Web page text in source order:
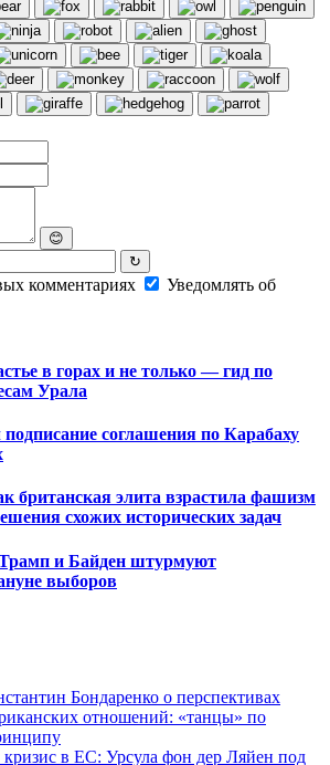
😊
↻
комментариях
Уведомлять об
в горах и не только — гид по
Урала
соглашения по Карабаху
британская элита взрастила фашизм
схожих исторических задач
и Байден штурмуют
выборов
Бондаренко о перспективах
отношений: «танцы» по
в ЕС: Урсула фон дер Ляйен под